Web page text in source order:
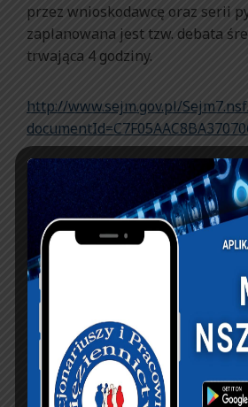
przez wnioskodawcę oraz serii
zaplanowana jest tzw. debata
trwająca 4 godziny.
http://www.sejm.gov.pl/
PREVIOUS ARTICLE
V Mistrzostwa Służby